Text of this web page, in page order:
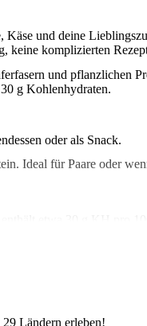
und deine
keine komplizierten
und pflanzlichen
g Kohlenhydraten.
oder als Snack.
Ideal für Paare oder
etwa 30 g KH pro
und Eiweiß statt Stärke.
Ländern erleben!